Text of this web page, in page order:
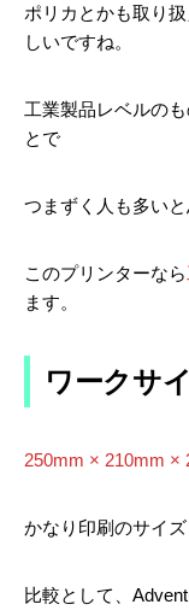
ポリカとかも取り
しいですね。
工業製品レベルの
とで
つまずく人も多いと
このプリンターなら
ます。
ワークサ
250mm × 210mm ×
かなり印刷のサイ
比較として、